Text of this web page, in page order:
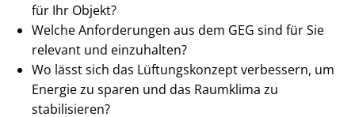
für Ihr Objekt?
Welche Anforderungen aus dem GEG sind für Sie
relevant und einzuhalten?
Wo lässt sich das Lüftungskonzept verbessern, um
Energie zu sparen und das Raumklima zu
stabilisieren?